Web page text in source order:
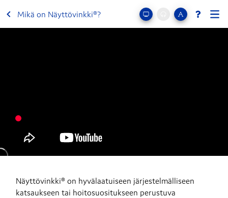
Mikä on Näyttövinkki®?
Näyttövinkki® on hyvälaatuiseen järjestelmälliseen
katsaukseen tai hoitosuositukseen perustuva